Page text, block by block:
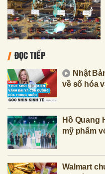
ĐỌC TIẾP
Nhật
về số hóa
Hồ Quang
mỹ phẩm
Walmart